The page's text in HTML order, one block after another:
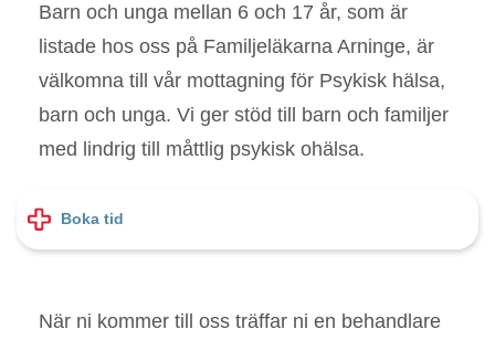
Barn och unga mellan 6 och 17 år, som är
listade hos oss på Familjeläkarna Arninge, är
välkomna till vår mottagning för Psykisk hälsa,
barn och unga. Vi ger stöd till barn och familjer
med lindrig till måttlig psykisk ohälsa.
Boka tid
När ni kommer till oss träffar ni en behandlare